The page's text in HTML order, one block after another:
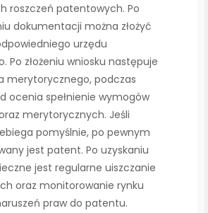
roszczeń patentowych. Po
dokumentacji można złożyć
urzędu
Po złożeniu wniosku następuje
merytorycznego, podczas
ocenia spełnienie wymogów
merytorycznych. Jeśli
pomyślnie, po pewnym
jest patent. Po uzyskaniu
jest regularne uiszczanie
oraz monitorowanie rynku
praw do patentu.